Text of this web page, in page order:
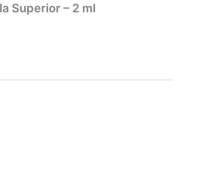
Superior – 2 ml